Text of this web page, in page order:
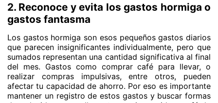
2. Reconoce y evita los gastos hormiga o
gastos fantasma
Los gastos hormiga son esos pequeños gastos diarios
que parecen insignificantes individualmente, pero que
sumados representan una cantidad significativa al final
del mes. Gastos como comprar café para llevar, o
realizar compras impulsivas, entre otros, pueden
afectar tu capacidad de ahorro. Por eso es importante
mantener un registro de estos gastos y buscar formas